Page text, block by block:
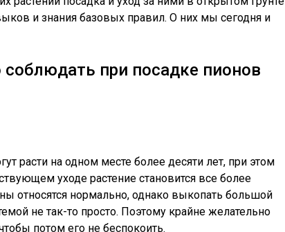
и знания базовых правил. О них мы сегодня и
при посадке пионов
расти на одном месте более десяти лет, при этом
уходе растение становится все более
относятся нормально, однако выкопать большой
не так-то просто. Поэтому крайне желательно
потом его не беспокоить.